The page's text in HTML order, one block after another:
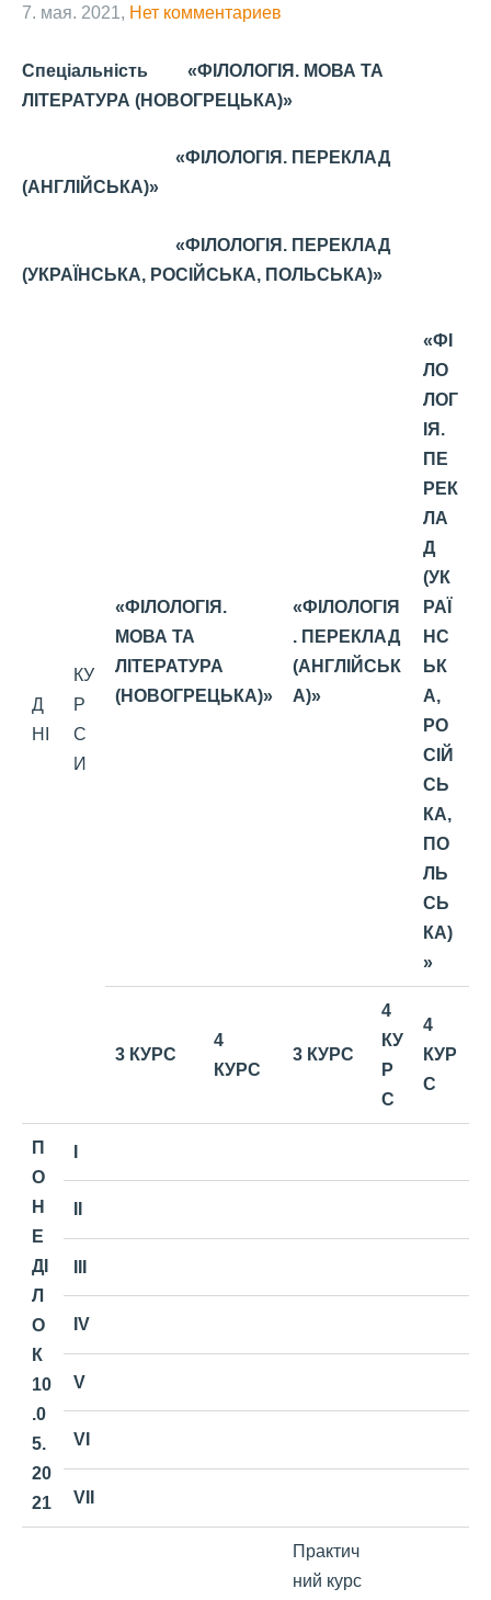
7. мая. 2021, Нет комментариев
Спеціальність «ФІЛОЛОГІЯ. МОВА ТА
ЛІТЕРАТУРА (НОВОГРЕЦЬКА)»
«ФІЛОЛОГІЯ. ПЕРЕКЛАД
(АНГЛІЙСЬКА)»
«ФІЛОЛОГІЯ. ПЕРЕКЛАД
(УКРАЇНСЬКА, РОСІЙСЬКА, ПОЛЬСЬКА)»
Д
НІ
КУ
Р
С
И
«ФІЛОЛОГІЯ.
МОВА ТА
ЛІТЕРАТУРА
(НОВОГРЕЦЬКА)»
«ФІЛОЛОГІЯ
. ПЕРЕКЛАД
(АНГЛІЙСЬК
А)»
«ФІ
ЛО
ЛОГ
ІЯ.
ПЕ
РЕК
ЛА
Д
(УК
РАЇ
НС
ЬК
А,
РО
СІЙ
СЬ
КА,
ПО
ЛЬ
СЬ
КА)
»
3 КУРС
4
КУРС
3 КУРС
4
КУ
Р
С
4
КУР
С
П
О
Н
Е
ДІ
Л
О
К
10
.0
5.
20
21
IV
V
VI
VII
Практич
ний курс